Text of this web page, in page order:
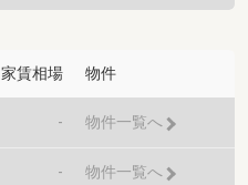
家賃相場 物件
- 物件一覧へ
- 物件一覧へ